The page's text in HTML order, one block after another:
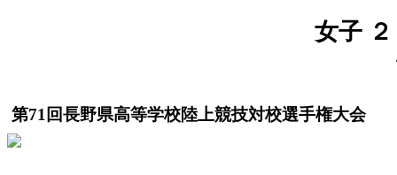
女子
第71回長野県高等学校陸上競技対校選手権大会